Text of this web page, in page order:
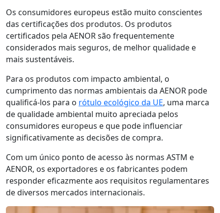
Os consumidores europeus estão muito conscientes
das certificações dos produtos. Os produtos
certificados pela AENOR são frequentemente
considerados mais seguros, de melhor qualidade e
mais sustentáveis.
Para os produtos com impacto ambiental, o
cumprimento das normas ambientais da AENOR pode
qualificá-los para o rótulo ecológico da UE, uma marca
de qualidade ambiental muito apreciada pelos
consumidores europeus e que pode influenciar
significativamente as decisões de compra.
Com um único ponto de acesso às normas ASTM e
AENOR, os exportadores e os fabricantes podem
responder eficazmente aos requisitos regulamentares
de diversos mercados internacionais.